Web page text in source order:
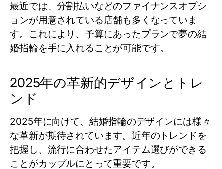
最近では、分割払いなどのファイナンスオプシ
ョンが用意されている店舗も多くなっていま
す。これにより、予算にあったプランで夢の結
婚指輪を手に入れることが可能です。
2025年の革新的デザインとトレ
ンド
2025年に向けて、結婚指輪のデザインには様々
な革新が期待されています。近年のトレンドを
把握し、流行に合わせたアイテム選びができる
ことがカップルにとって重要です。